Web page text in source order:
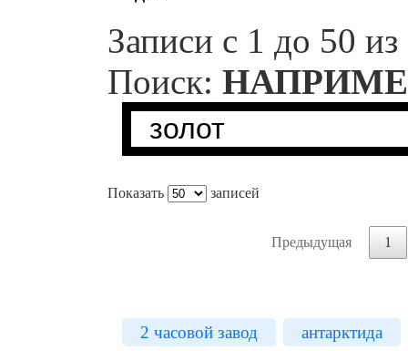
Записи с 1 до 50
Поиск:
Показать записей
Предыдущая 1
2 часовой завод антарктида